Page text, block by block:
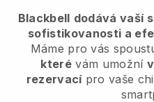
Blackbell dodává vaší
sofistikovanosti a
Máme pro vás
které vám umožní
rezervací pro vaše